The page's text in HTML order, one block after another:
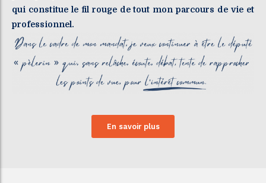
qui constitue le fil rouge de tout mon parcours de vie et
professionnel.
En savoir plus